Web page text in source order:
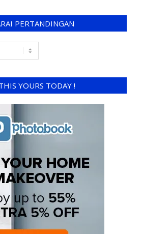
PERTANDINGAN
YOURS TODAY !